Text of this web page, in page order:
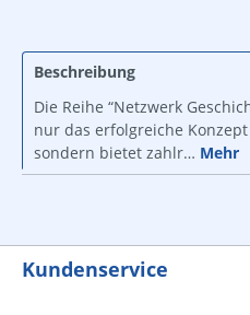
Beschreibung
Die Reihe “Netzwerk
nur das erfolgreiche
sondern bietet zahlr… Mehr
Kundenservice